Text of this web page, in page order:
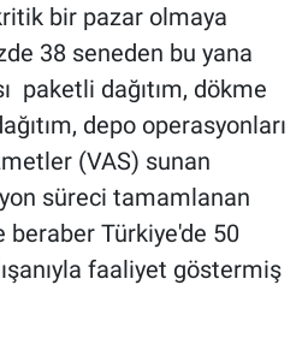
bir pazar olmaya
38 seneden bu yana
paketli dağıtım, dökme
depo operasyonları
(VAS) sunan
süreci tamamlanan
beraber Türkiye'de 50
faaliyet göstermiş